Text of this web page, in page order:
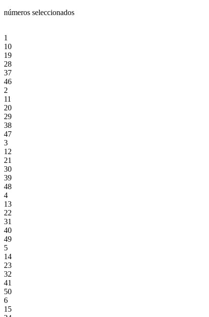
números seleccionados
1
10
19
28
37
46
2
11
20
29
38
47
3
12
21
30
39
48
4
13
22
31
40
49
5
14
23
32
41
50
6
15